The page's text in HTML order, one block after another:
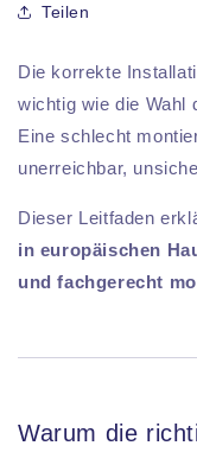
Teilen
Die korrekte
wichtig wie die Wahl
Eine schlecht
unerreichbar,
Dieser Leitfaden
in europäischen
und fachgerecht
Warum die